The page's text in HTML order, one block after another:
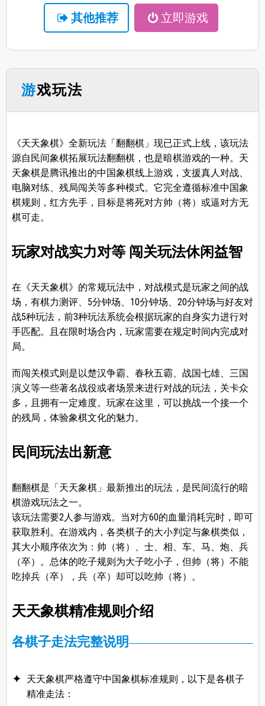
其他推荐 立即游戏
游戏玩法
《天天象棋》全新玩法「翻翻棋」现已正式上线，该玩法
源自民间象棋拓展玩法翻翻棋，也是暗棋游戏的一种。天
天象棋是腾讯推出的中国象棋线上游戏，支援真人对战、
电脑对练、残局闯关等多种模式。它完全遵循标准中国象
棋规则，红方先手，目标是将死对方帅（将）或逼对方无
棋可走。
玩家对战实力对等 闯关玩法休闲益智
在《天天象棋》的常规玩法中，对战模式是玩家之间的战
场，有棋力测评、5分钟场、10分钟场、20分钟场与好友对
战5种玩法，前3种玩法系统会根据玩家的自身实力进行对
手匹配。且在限时场合内，玩家需要在规定时间内完成对
局。
而闯关模式则是以楚汉争霸、春秋五霸、战国七雄、三国
演义等一些著名战役或者场景来进行对战的玩法，关卡众
多，且拥有一定难度。玩家在这里，可以挑战一个接一个
的残局，体验象棋文化的魅力。
民间玩法出新意
翻翻棋是「天天象棋」最新推出的玩法，是民间流行的暗
棋游戏玩法之一。
该玩法需要2人参与游戏。当对方60的血量消耗完时，即可
获取胜利。在游戏内，各类棋子的大小判定与象棋类似，
其大小顺序依次为：帅（将）、士、相、车、马、炮、兵
（卒）。总体的吃子规则为大子吃小子，但帅（将）不能
吃掉兵（卒），兵（卒）却可以吃帅（将）。
天天象棋精准规则介绍
各棋子走法完整说明
天天象棋严格遵守中国象棋标准规则，以下是各棋子
精准走法：